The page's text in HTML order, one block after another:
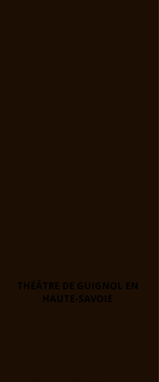
THÉÂTRE DE GUIGNOL EN
HAUTE-SAVOIE